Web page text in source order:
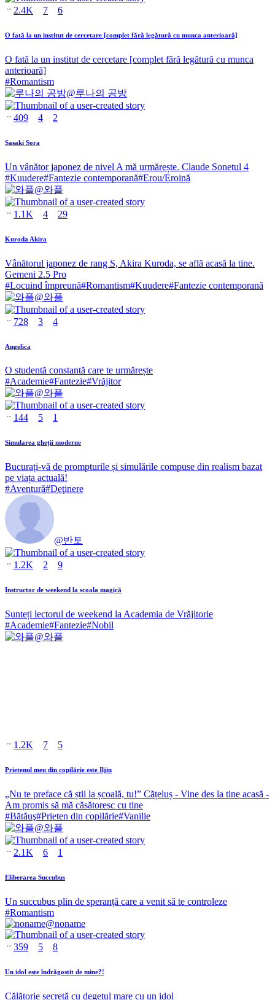
2.4K 7 6
O fată la un institut de cercetare [complet fără legătură cu munca anterioară]
O fată la un institut de cercetare [complet fără legătură cu munca
anterioară]
#Romantism
@루나의 공방
409 4 2
Sasaki Sora
Un vânător japonez de nivel A mă urmărește. Claude Sonetul 4
#Kuudere#Fantezie contemporană#Erou/Eroină
@와플
1.1K 4 29
Kuroda Akira
Vânătorul japonez de rang S, Akira Kuroda, se află acasă la tine.
Gemeni 2.5 Pro
#Locuind împreună#Romantism#Kuudere#Fantezie contemporană
@와플
728 3 4
Angelica
O studentă constantă care te urmărește
#Academie#Fantezie#Vrăjitor
@와플
144 5 1
Simularea gheții moderne
Bucurați-vă de prompturile și simulările compuse din realism bazat
pe viața actuală!
#Aventură#Deţinere
@반토
1.2K 2 9
Instructor de weekend la școala magică
Sunteți lectorul de weekend la Academia de Vrăjitorie
#Academie#Fantezie#Nobil
@와플
1.2K 7 5
Prietenul meu din copilărie este Iljin
„Nu te preface că știi la școală, tu!” Cățeluș - Vine des la tine acasă -
Am promis să mă căsătoresc cu tine
#Bătăuş#Prieten din copilărie#Vanilie
@와플
2.1K 6 1
Eliberarea Succubus
Un succubus plin de speranță care a venit să te controleze
#Romantism
@noname
359 5 8
Un idol este îndrăgostit de mine?!
Călătorie secretă cu degetul mare cu un idol